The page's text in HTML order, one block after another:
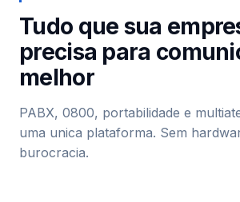
Tudo que sua
precisa para
melhor
PABX, 0800, portabilidade e
uma unica plataforma. Sem
burocracia.